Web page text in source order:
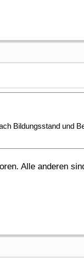
Bildungsstand und
Alle anderen